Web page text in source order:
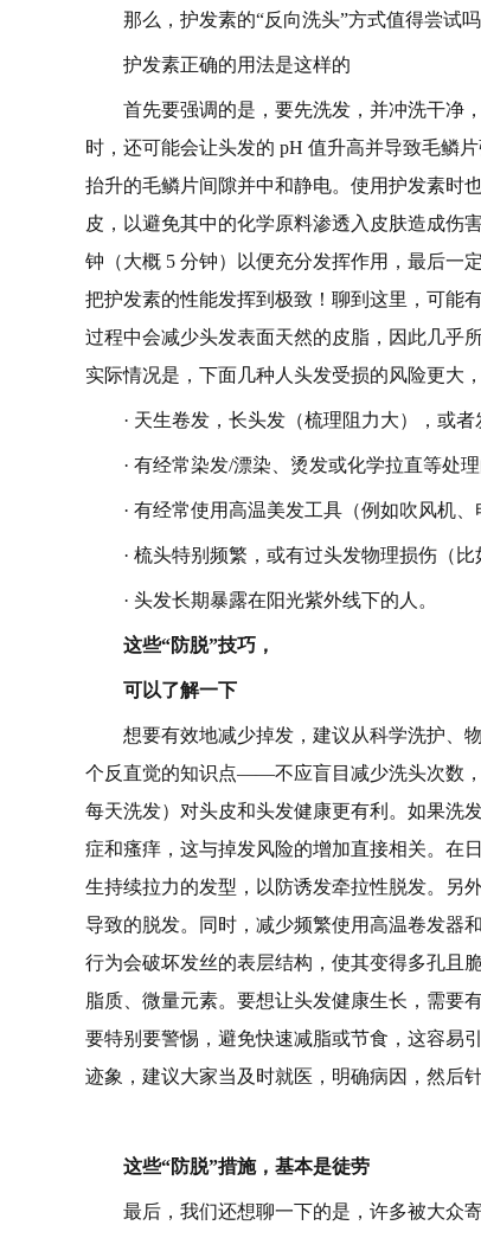
那么，护发素的“反向洗头”方式值得尝试
护发素正确的用法是这样的
首先要强调的是，要先洗发，并冲洗干净
时，还可能会让头发的 pH 值升高并导致毛鳞
抬升的毛鳞片间隙并中和静电。使用护发素时
皮，以避免其中的化学原料渗透入皮肤造成伤
钟（大概 5 分钟）以便充分发挥作用，最后一
把护发素的性能发挥到极致！聊到这里，可能
过程中会减少头发表面天然的皮脂，因此几乎
实际情况是，下面几种人头发受损的风险更大
· 天生卷发，长头发（梳理阻力大），或者
· 有经常染发/漂染、烫发或化学拉直等处理
· 有经常使用高温美发工具（例如吹风机、
· 梳头特别频繁，或有过头发物理损伤（
· 头发长期暴露在阳光紫外线下的人。
这些“防脱”技巧，
可以了解一下
想要有效地减少掉发，建议从科学洗护、
个反直觉的知识点——不应盲目减少洗头次数
每天洗发）对头皮和头发健康更有利。如果洗
症和瘙痒，这与掉发风险的增加直接相关。在
生持续拉力的发型，以防诱发牵拉性脱发。另
导致的脱发。同时，减少频繁使用高温卷发器
行为会破坏发丝的表层结构，使其变得多孔且
脂质、微量元素。要想让头发健康生长，需要
要特别要警惕，避免快速减脂或节食，这容易
迹象，建议大家当及时就医，明确病因，然后
这些“防脱”措施，基本是徒劳
最后，我们还想聊一下的是，许多被大众